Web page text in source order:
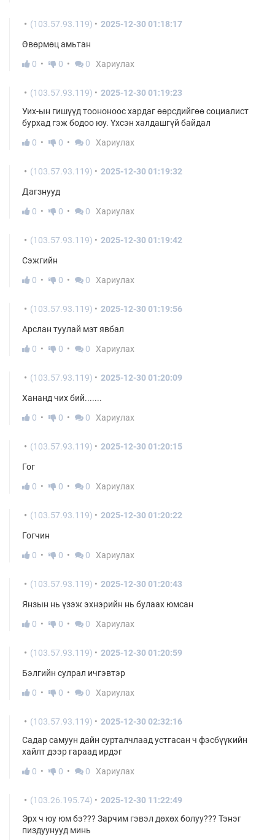
(103.57.93.119) 2025-12-30 01:18:17
Өвөрмөц амьтан
0
0 0 Хариулах
(103.57.93.119)
2025-12-30 01:19:23
Уих-ын гишүүд тоононоос хардаг өөрсдийгөө социалист
бурхад гэж бодоо юу. Үхсэн халдашгүй байдал
0
0 0 Хариулах
(103.57.93.119) 2025-12-30 01:19:32
Дагзнууд
0
0 0 Хариулах
(103.57.93.119) 2025-12-30 01:19:42
Сэжгийн
0
0 0 Хариулах
(103.57.93.119) 2025-12-30 01:19:56
Арслан туулай мэт явбал
0
0 0 Хариулах
(103.57.93.119) 2025-12-30 01:20:09
Хананд чих бий.......
0
0 0 Хариулах
(103.57.93.119) 2025-12-30 01:20:15
Гог
0
0 0 Хариулах
(103.57.93.119) 2025-12-30 01:20:22
Гогчин
0
0 0 Хариулах
(103.57.93.119) 2025-12-30 01:20:43
Янзын нь үзэж эхнэрийн нь булаах юмсан
0
0 0 Хариулах
(103.57.93.119) 2025-12-30 01:20:59
Бэлгийн сулрал ичгэвтэр
0
0 0 Хариулах
(103.57.93.119)
2025-12-30 02:32:16
Садар самуун дайн сурталчлаад устгасан ч фэсбүүкийн
хайлт дээр гараад ирдэг
0
0 0 Хариулах
(103.26.195.74)
2025-12-30 11:22:49
Эрх ч юу юм бэ??? Зарчим гэвэл дөхөх болуу??? Тэнэг
пиздуунууд минь